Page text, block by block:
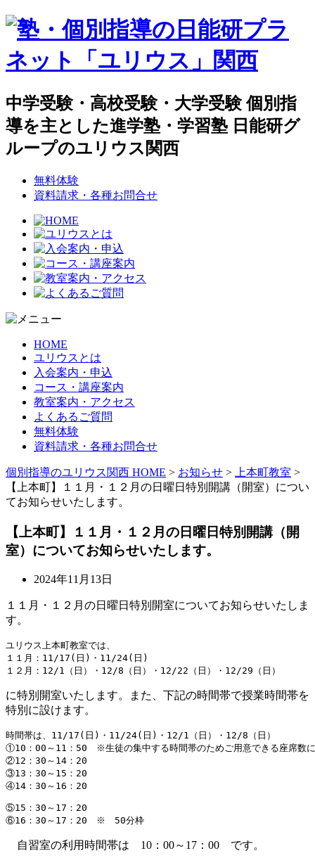
中学受験・高校受験・大学受験 個別指
導を主とした進学塾・学習塾 日能研グ
ループのユリウス関西
無料体験
資料請求・各種お問合せ
HOME
ユリウスとは
入会案内・申込
コース・講座案内
教室案内・アクセス
よくあるご質問
無料体験
資料請求・各種お問合せ
個別指導のユリウス関西 HOME > お知らせ > 上本町教室 >
【上本町】１１月・１２月の日曜日特別開講（開室）につい
てお知らせいたします。
【上本町】１１月・１２月の日曜日特別開講（開
室）についてお知らせいたします。
2024年11月13日
１１月・１２月の日曜日特別開室についてお知らせいたしま
す。
ユリウス上本町教室では、
１１月：11/17(日)・11/24(日)
１２月：12/1（日）・12/8（日）・12/22（日）・12/29（日）
に特別開室いたします。また、下記の時間帯で授業時間帯を
特別に設けます。
時間帯は、11/17(日)・11/24(日)・12/1（日）・12/8（日）
①10：00～11：50　※生徒の集中する時間帯のためご用意できる座席数
②12：30～14：20
③13：30～15：20
④14：30～16：20
⑤15：30～17：20
⑥16：30～17：20　※　50分枠
自習室の利用時間帯は 10：00～17：00 です。